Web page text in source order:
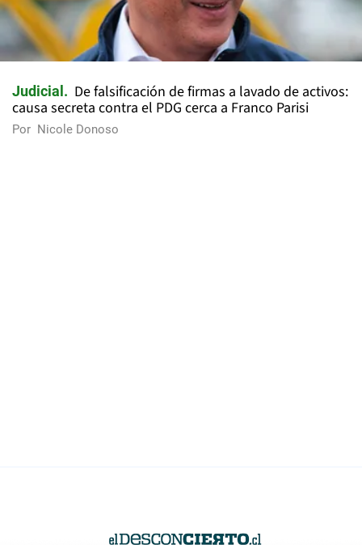
Judicial
De falsificación de firmas a lavado de activos:
causa secreta contra el PDG cerca a Franco Parisi
Por Nicole Donoso